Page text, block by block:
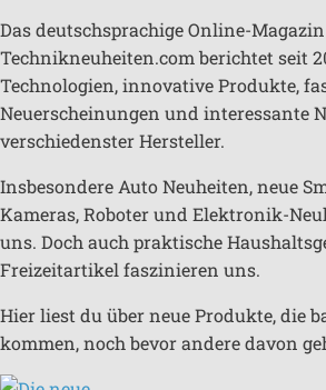
Das deutschsprachige Online-Magazin
Technikneuheiten.com berichtet seit
Technologien, innovative Produkte,
Neuerscheinungen und interessante
verschiedenster Hersteller.
Insbesondere Auto Neuheiten, neue
Kameras, Roboter und Elektronik-
uns. Doch auch praktische
Freizeitartikel faszinieren uns.
Hier liest du über neue Produkte, die
kommen, noch bevor andere davon